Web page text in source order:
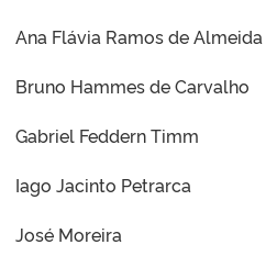
Ana Flávia Ramos de Almeida
Bruno Hammes de Carvalho
Gabriel Feddern Timm
Iago Jacinto Petrarca
José Moreira